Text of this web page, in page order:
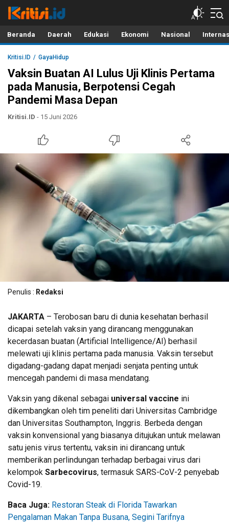
Kritisi.ID
Kritik untuk Negeri!
Beranda Daerah Edukasi Ekonomi Nasional
Kritisi.ID GayaHidup
Vaksin Buatan AI Lulus Uji Klinis Pertama
pada Manusia, Berpotensi Cegah
Pandemi Masa Depan
Kritisi.ID - 15 Juni 2026
Penulis : Redaksi
JAKARTA – Terobosan baru di dunia kesehatan berhasil
dicapai setelah vaksin yang dirancang menggunakan
kecerdasan buatan (Artificial Intelligence/AI) berhasil
melewati uji klinis pertama pada manusia. Vaksin tersebut
digadang-gadang dapat menjadi senjata penting untuk
mencegah pandemi di masa mendatang.
Vaksin yang dikenal sebagai universal vaccine ini
dikembangkan oleh tim peneliti dari Universitas Cambridge
dan Universitas Southampton, Inggris. Berbeda dengan
vaksin konvensional yang biasanya ditujukan untuk melawan
satu jenis virus tertentu, vaksin ini dirancang untuk
memberikan perlindungan terhadap berbagai virus dari
kelompok Sarbecovirus, termasuk SARS-CoV-2 penyebab
Covid-19.
Baca Juga: Restoran Steak di Florida Tawarkan
Pengalaman Makan Tanpa Busana, Segini Tarifnya